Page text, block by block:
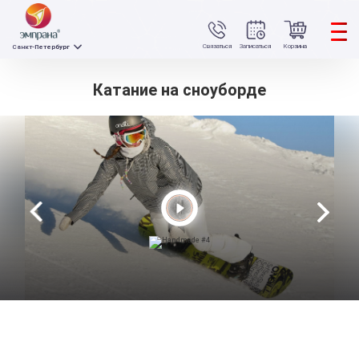
Связаться
Санкт-Петербург Записаться Корзина
Катание на сноуборде